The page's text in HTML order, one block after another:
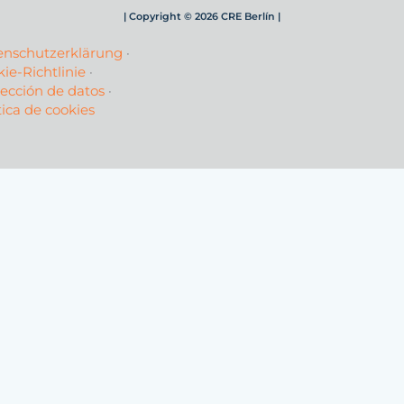
| Copyright © 2026 CRE Berlín |
·
Richtlinie·
de datos·
de cookies